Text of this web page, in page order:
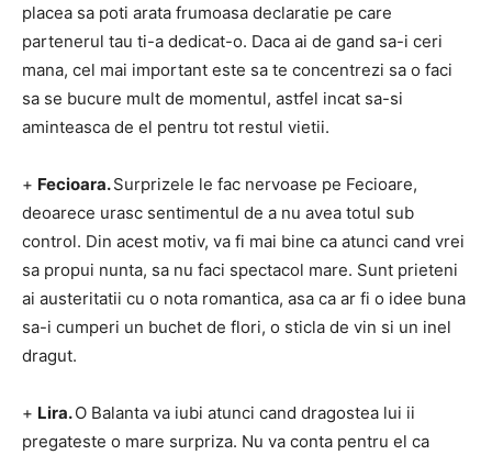
placea sa poti arata frumoasa declaratie pe care
partenerul tau ti-a dedicat-o. Daca ai de gand sa-i ceri
mana, cel mai important este sa te concentrezi sa o faci
sa se bucure mult de momentul, astfel incat sa-si
aminteasca de el pentru tot restul vietii.
+ Fecioara.Surprizele le fac nervoase pe Fecioare,
deoarece urasc sentimentul de a nu avea totul sub
control. Din acest motiv, va fi mai bine ca atunci cand vrei
sa propui nunta, sa nu faci spectacol mare. Sunt prieteni
ai austeritatii cu o nota romantica, asa ca ar fi o idee buna
sa-i cumperi un buchet de flori, o sticla de vin si un inel
dragut.
+ Lira.O Balanta va iubi atunci cand dragostea lui ii
pregateste o mare surpriza. Nu va conta pentru el ca